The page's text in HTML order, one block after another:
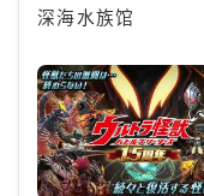
深海水族馆